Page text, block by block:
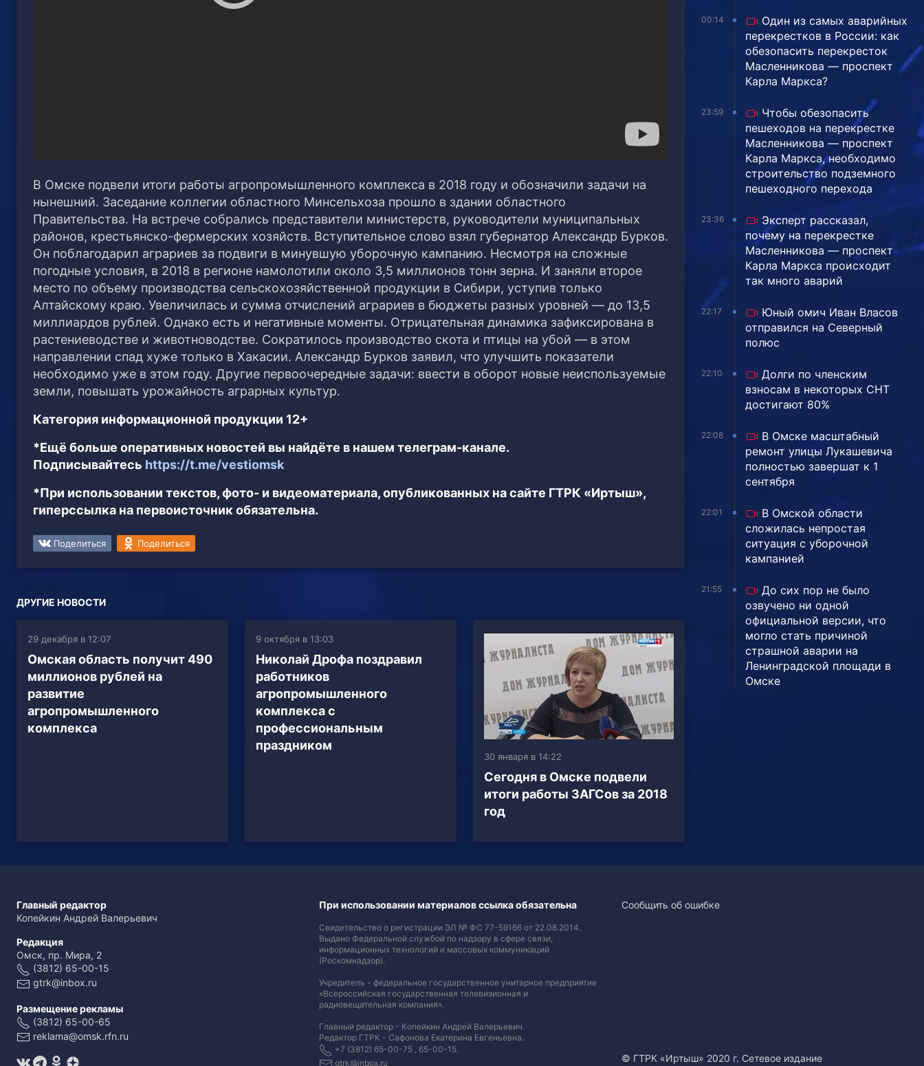
В Омске подвели итоги работы агропромышленного комплекса в 2018 году и обозначили задачи на
нынешний. Заседание коллегии областного Минсельхоза прошло в здании областного
Правительства. На встрече собрались представители министерств, руководители муниципальных
районов, крестьянско-фермерских хозяйств. Вступительное слово взял губернатор Александр Бурков.
Он поблагодарил аграриев за подвиги в минувшую уборочную кампанию. Несмотря на сложные
погодные условия, в 2018 в регионе намолотили около 3,5 миллионов тонн зерна. И заняли второе
место по объему производства сельскохозяйственной продукции в Сибири, уступив только
Алтайскому краю. Увеличилась и сумма отчислений аграриев в бюджеты разных уровней — до 13,5
миллиардов рублей. Однако есть и негативные моменты. Отрицательная динамика зафиксирована в
растениеводстве и животноводстве. Сократилось производство скота и птицы на убой — в этом
направлении спад хуже только в Хакасии. Александр Бурков заявил, что улучшить показатели
необходимо уже в этом году. Другие первоочередные задачи: ввести в оборот новые неиспользуемые
земли, повышать урожайность аграрных культур.
Категория информационной продукции 12+
*Ещё больше оперативных новостей вы найдёте в нашем телеграм-канале.
Подписывайтесь https://t.me/vestiomsk
*При использовании текстов, фото- и видеоматериала, опубликованных на сайте ГТРК «Иртыш»,
гиперссылка на первоисточник обязательна.
Поделиться Поделиться
ДРУГИЕ НОВОСТИ
29 декабря в 12:07
Омская область получит 490
миллионов рублей на
развитие
агропромышленного
комплекса
9 октября в 13:03
Николай Дрофа поздравил
работников
агропромышленного
комплекса с
профессиональным
праздником
30 января в 14:22
Сегодня в Омске подвели
итоги работы ЗАГСов за 2018
год
00:14
Один из самых аварийных
перекрестков в России: как
обезопасить перекресток
Масленникова — проспект
Карла Маркса?
23:59
Чтобы обезопасить
пешеходов на перекрестке
Масленникова — проспект
Карла Маркса, необходимо
строительство подземного
пешеходного перехода
23:36
Эксперт рассказал,
почему на перекрестке
Масленникова — проспект
Карла Маркса происходит
так много аварий
22:17
Юный омич Иван Власов
отправился на Северный
полюс
22:10
Долги по членским
взносам в некоторых СНТ
достигают 80%
22:08
В Омске масштабный
ремонт улицы Лукашевича
полностью завершат к 1
сентября
22:01
В Омской области
сложилась непростая
ситуация с уборочной
кампанией
21:55
До сих пор не было
озвучено ни одной
официальной версии, что
могло стать причиной
страшной аварии на
Ленинградской площади в
Омске
Главный редактор
Копейкин Андрей Валерьевич
Редакция
Омск, пр. Мира, 2
(3812) 65-00-15
gtrk@inbox.ru
Размещение рекламы
(3812) 65-00-65
reklama@omsk.rfn.ru
При использовании материалов ссылка обязательна
Свидетельство о регистрации ЭЛ № ФС 77-59166 от 22.08.2014.
Выдано Федеральной службой по надзору в сфере связи,
информационных технологий и массовых коммуникаций
(Роскомнадзор).
Учредитель - федеральное государственное унитарное предприятие
«Всероссийская государственная телевизионная и
радиовещательная компания».
Главный редактор - Копейкин Андрей Валерьевич.
Редактор ГТРК - Сафонова Екатерина Евгеньевна.
+7 (3812) 65-00-75 , 65-00-15.
gtrk@inbox.ru
Сообщить об ошибке
© ГТРК «Иртыш» 2020 г. Сетевое издание